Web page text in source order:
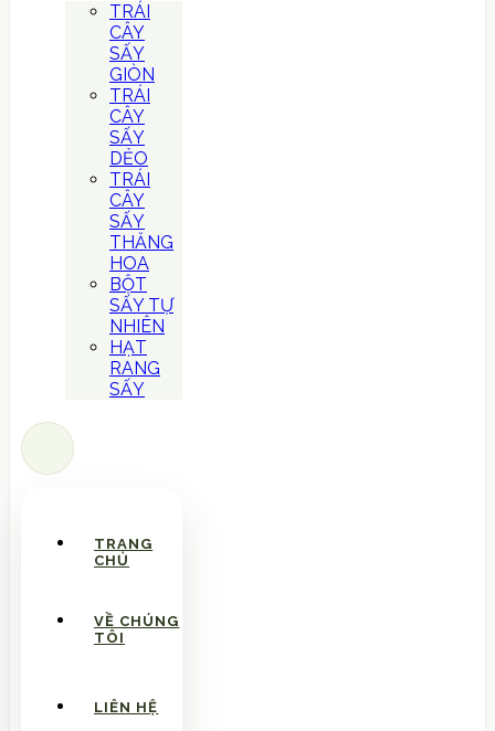
TRÁI
CÂY
SẤY
GIÒN
TRÁI
CÂY
SẤY
DẺO
TRÁI
CÂY
SẤY
THĂNG
HOA
BỘT
SẤY TỰ
NHIÊN
HẠT
RANG
SẤY
TRANG
CHỦ
VỀ CHÚNG
TÔI
LIÊN HỆ